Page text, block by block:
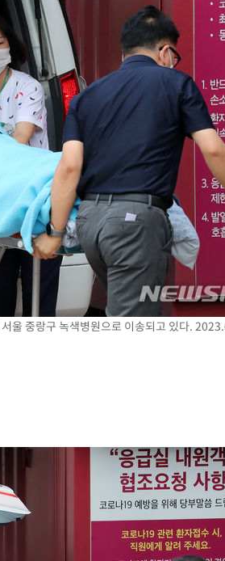
울 중랑구 녹색병원으로 이송되고 있다.